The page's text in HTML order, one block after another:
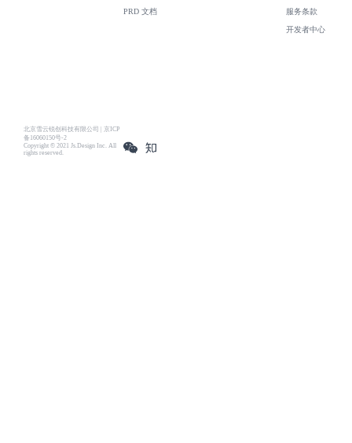
北京雪云锐创科技有限公司 | 京ICP
备16060150号-2
Copyright © 2021 Js.Design Inc. All
rights reserved.
PRD 文档 服务条款
开发者中心